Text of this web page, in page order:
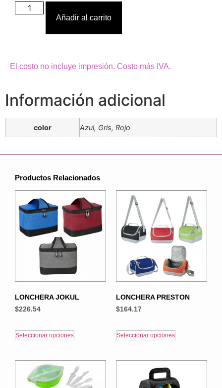
Añadir al carrito
El costo no incluye impresión. Costo más IVA.
Información adicional
color Azul, Gris, Rojo
Productos Relacionados
LONCHERA JOKUL
$226.54
Seleccionar opciones
LONCHERA PRESTON
$164.17
Seleccionar opciones